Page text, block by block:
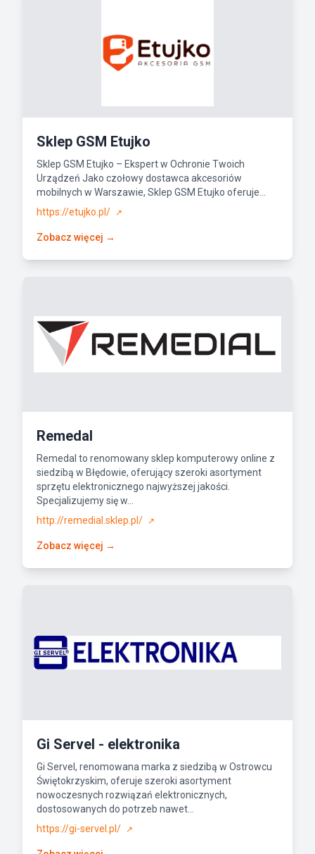
Sklep GSM Etujko
Sklep GSM Etujko – Ekspert w Ochronie Twoich
Urządzeń Jako czołowy dostawca akcesoriów
mobilnych w Warszawie, Sklep GSM Etujko oferuje...
https://etujko.pl/
↗
Zobacz więcej →
Remedal
Remedal to renomowany sklep komputerowy online z
siedzibą w Błędowie, oferujący szeroki asortyment
sprzętu elektronicznego najwyższej jakości.
Specjalizujemy się w...
http://remedial.sklep.pl/
↗
Zobacz więcej →
Gi Servel - elektronika
Gi Servel, renomowana marka z siedzibą w Ostrowcu
Świętokrzyskim, oferuje szeroki asortyment
nowoczesnych rozwiązań elektronicznych,
dostosowanych do potrzeb nawet...
https://gi-servel.pl/
↗